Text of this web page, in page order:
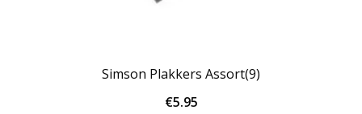
Simson Plakkers Assort(9)
€5.95